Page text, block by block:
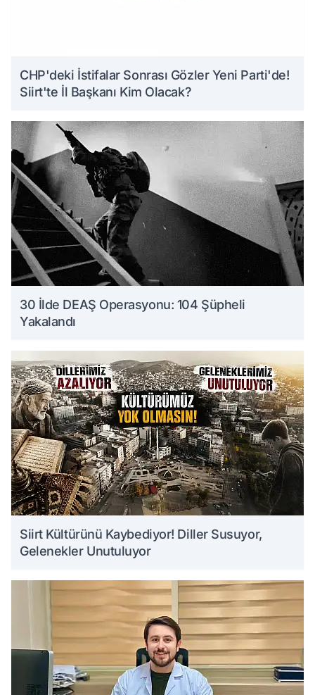
CHP'deki İstifalar Sonrası Gözler Yeni Parti'de!
Siirt'te İl Başkanı Kim Olacak?
30 İlde DEAŞ Operasyonu: 104 Şüpheli
Yakalandı
Siirt Kültürünü Kaybediyor! Diller Susuyor,
Gelenekler Unutuluyor